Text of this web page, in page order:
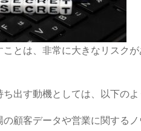
とは、非常に大きなリスク
出す動機としては、以下のよ
顧客データや営業に関する